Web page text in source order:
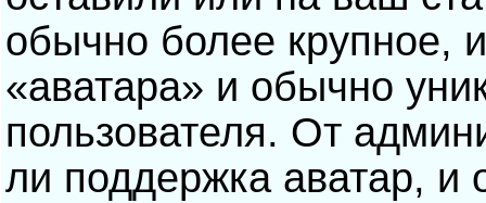
обычно более крупное,
«аватара» и обычно
пользователя. От
ли поддержка аватар, и